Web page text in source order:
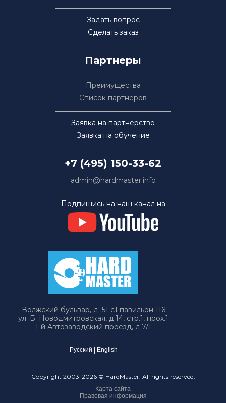
Задать вопрос
Сделать заказ
Партнеры
Преимущества
Список партнёров
Заявка на партнерство
Заявка на обучение
+7 (495) 150-33-62
admin@hardmaster.info
Подпишись на наш канал на
Волжский бульвар, д. 51 с1 павильон 116
ул. Б. Новодмитровская, д.14, стр.1, прох.1
1-й Автозаводский проезд, д.7/1
Русский English
Copyright 2003-2026 © HardMaster. All rights reserved.
Карта сайта
Правовая информация